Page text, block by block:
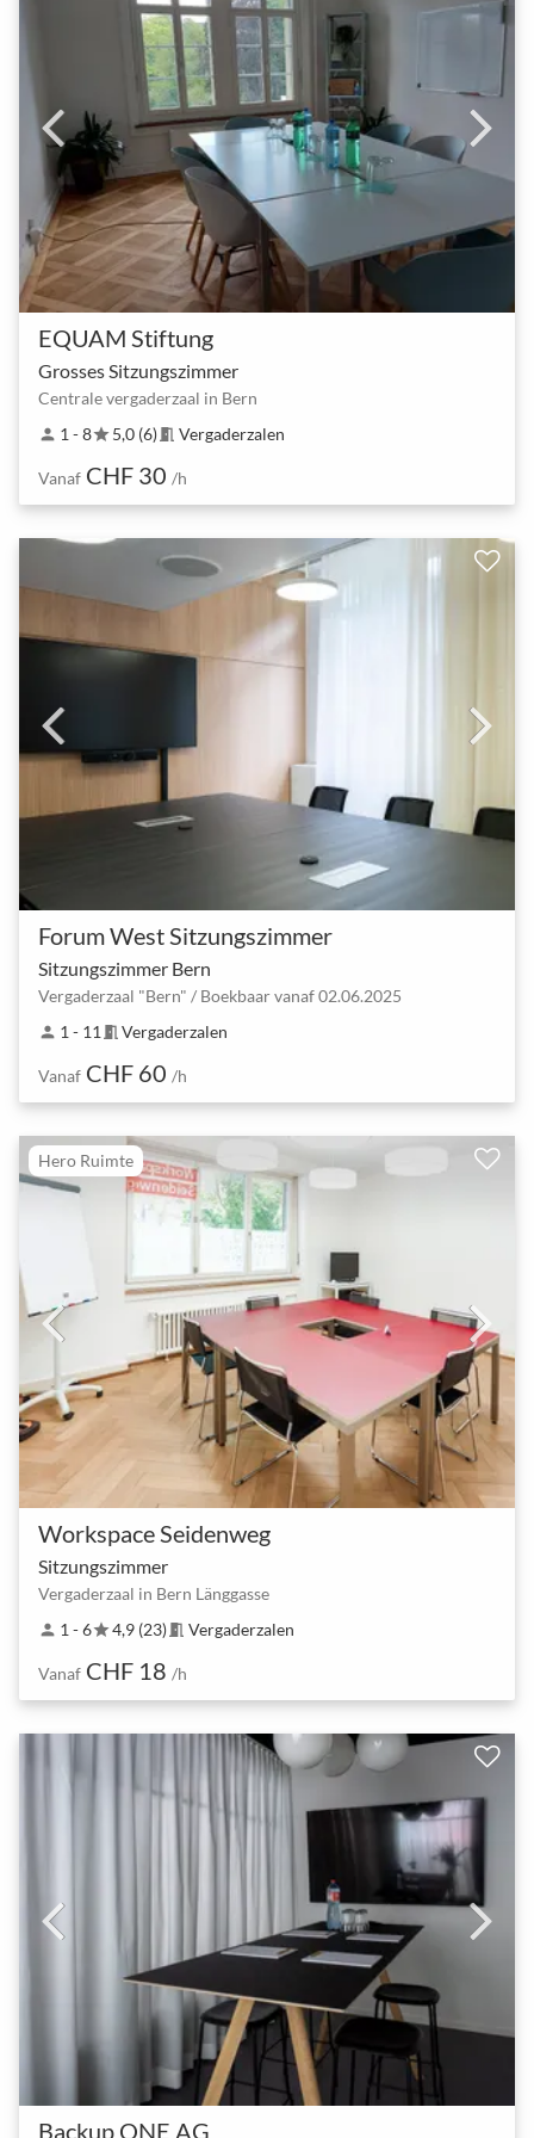
EQUAM Stiftung
Grosses Sitzungszimmer
Centrale vergaderzaal in Bern
person 1 - 8star5,0 (6) meeting_room Vergaderzalen
Vanaf CHF 30 /h
Forum West Sitzungszimmer
Sitzungszimmer Bern
Vergaderzaal "Bern" / Boekbaar vanaf 02.06.2025
person 1 - 11 meeting_room Vergaderzalen
Vanaf CHF 60 /h
Hero Ruimte
Workspace Seidenweg
Sitzungszimmer
Vergaderzaal in Bern Länggasse
person 1 - 6star4,9 (23) meeting_room Vergaderzalen
Vanaf CHF 18 /h
Backup ONE AG